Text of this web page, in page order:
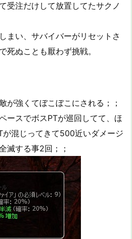
受注だけして放置してたサクノ
まい、サバイバーがリセットさ
死ぬことも厭わず挑戦。
が強くてぼこぼこにされる；；
ースでボスPTが巡回してて、ほ
混じってきて500近いダメージ
滅する事2回；；